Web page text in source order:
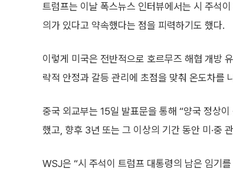
트럼프는 이날 폭스뉴스 인터뷰에서는 시 주석
의가 있다고 약속했다는 점을 피력하기도 했다.
이렇게 미국은 전반적으로 호르무즈 해협 개방
략적 안정과 갈등 관리에 초점을 맞춰 온도차를
중국 외교부는 15일 발표문을 통해 “양국 정상
했고, 향후 3년 또는 그 이상의 기간 동안 미·중
WSJ은 “시 주석이 트럼프 대통령의 남은 임기